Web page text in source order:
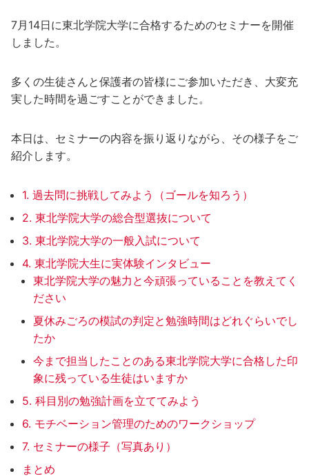
7月14日に東北学院大学に合格するためのセミナーを開催
しました。
多くの生徒さんと保護者の皆様にご参加いただき、大変充
実した時間を過ごすことができました。
本日は、セミナーの内容を振り返りながら、その様子をご
紹介します。
1. 過去問に挑戦してみよう（ゴールを知ろう）
2. 東北学院大学の総合型選抜について
3. 東北学院大学の一般入試について
4. 東北学院大生に実体験インタビュー
東北学院大学の魅力と今頑張っていることを教えてく
ださい
夏休みごろの模試の判定と勉強時間はどれぐらいでし
たか
今まで担当したことのある東北学院大学に合格した印
象に残っている生徒はいますか
5. 科目別の勉強計画を立ててみよう
6. モチベーション管理のためのワークショップ
7. セミナーの様子（写真あり）
まとめ